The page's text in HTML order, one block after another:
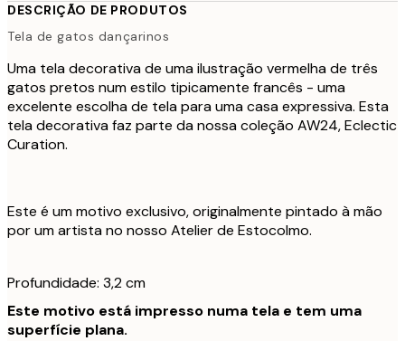
DESCRIÇÃO DE PRODUTOS
Tela de gatos dançarinos
Uma tela decorativa de uma ilustração vermelha de três
gatos pretos num estilo tipicamente francês - uma
excelente escolha de tela para uma casa expressiva. Esta
tela decorativa faz parte da nossa coleção AW24, Eclectic
Curation.
Este é um motivo exclusivo, originalmente pintado à mão
por um artista no nosso Atelier de Estocolmo.
Profundidade: 3,2 cm
Este motivo está impresso numa tela e tem uma
superfície plana.